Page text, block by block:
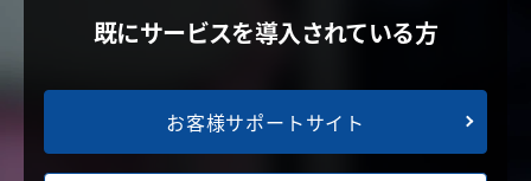
既にサービスを導入されている方
お客様サポートサイト